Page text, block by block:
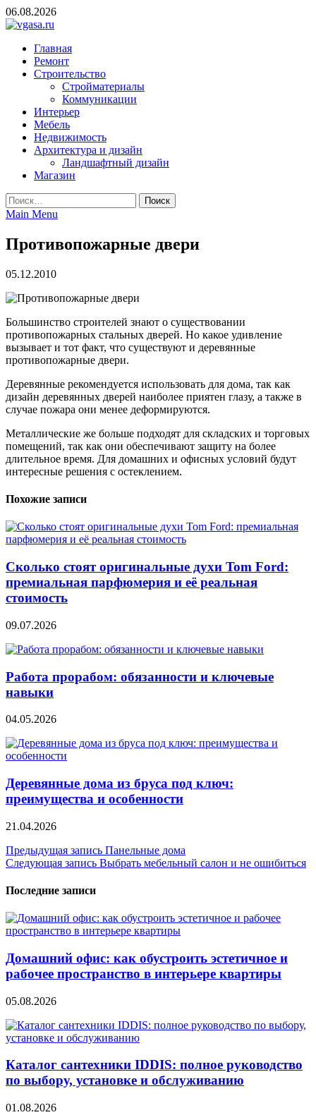
Skip
to
06.08.2026
vgasa.ru
Строительный журнал. Всё о строительстве и ремонтах
Главная
Ремонт
Строительство
Стройматериалы
Коммуникации
Интерьер
Мебель
Недвижимость
Архитектура и дизайн
Ландшафтный дизайн
Магазин
Найти:
Main Menu
Противопожарные двери
05.12.2010
Большинство строителей знают о существовании
противопожарных стальных дверей. Но какое удивление
вызывает и тот факт, что существуют и деревянные
противопожарные двери.
Деревянные рекомендуется использовать для дома, так как
дизайн деревянных дверей наиболее приятен глазу, а также в
случае пожара они менее деформируются.
Металлические же больше подходят для складских и торговых
помещений, так как они обеспечивают защиту на более
длительное время. Для домашних и офисных условий будут
интересные решения с остеклением.
Похожие записи
Сколько стоят оригинальные духи Tom Ford:
премиальная парфюмерия и её реальная
стоимость
09.07.2026
Работа прорабом: обязанности и ключевые
навыки
04.05.2026
Деревянные дома из бруса под ключ:
преимущества и особенности
21.04.2026
Навигация
по
записям
Предыдущая запись Панельные дома
Следующая запись Выбрать мебельный салон и не ошибиться
Последние записи
Домашний офис: как обустроить эстетичное и
рабочее пространство в интерьере квартиры
05.08.2026
Каталог сантехники IDDIS: полное руководство
по выбору, установке и обслуживанию
01.08.2026